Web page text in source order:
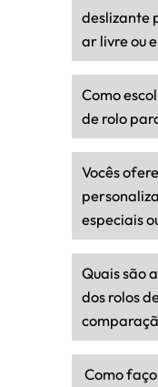
deslizante
ar livre ou
Como
de rolo
Vocês
especiais
Quais são
dos rolos
Como